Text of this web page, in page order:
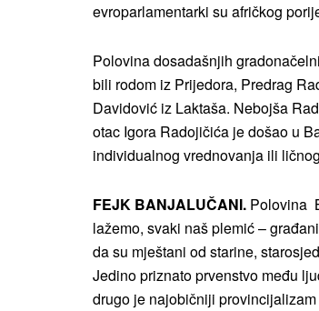
evroparlamentarki su afričkog
Polovina dosadašnjih
bili rodom iz Prijedora, Predrag
Davidović iz Laktaša. Nebojša
otac Igora Radojičića je došao u
individualnog vrednovanja ili
FEJK BANJALUČANI. Polovina
lažemo, svaki naš plemić –
da su mještani od starine,
Jedino priznato prvenstvo među
drugo je najobičniji